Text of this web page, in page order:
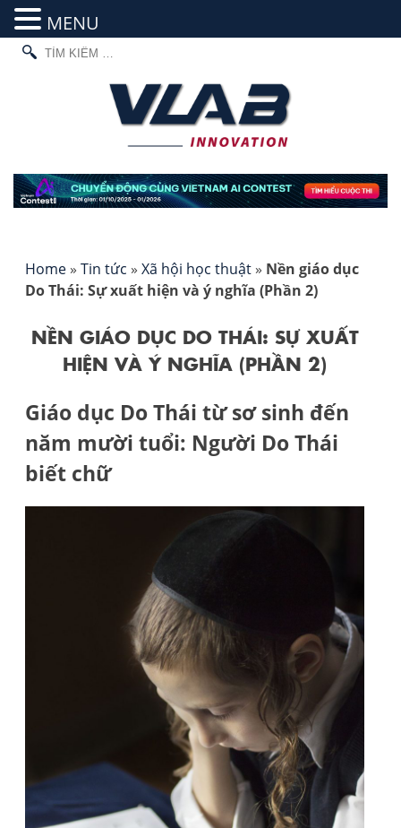
Skip
TÌM
KIẾM
Home » Tin tức » Xã hội học thuật » Nền giáo dục
Do Thái: Sự xuất hiện và ý nghĩa (Phần 2)
NỀN GIÁO DỤC DO THÁI: SỰ XUẤT
HIỆN VÀ Ý NGHĨA (PHẦN 2)
Giáo dục Do Thái từ sơ sinh đến
năm mười tuổi: Người Do Thái
biết chữ
MENU